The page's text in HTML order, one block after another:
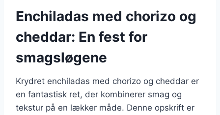
Enchiladas med chorizo og
cheddar: En fest for
smagsløgene
Krydret enchiladas med chorizo og cheddar er
en fantastisk ret, der kombinerer smag og
tekstur på en lækker måde. Denne opskrift er